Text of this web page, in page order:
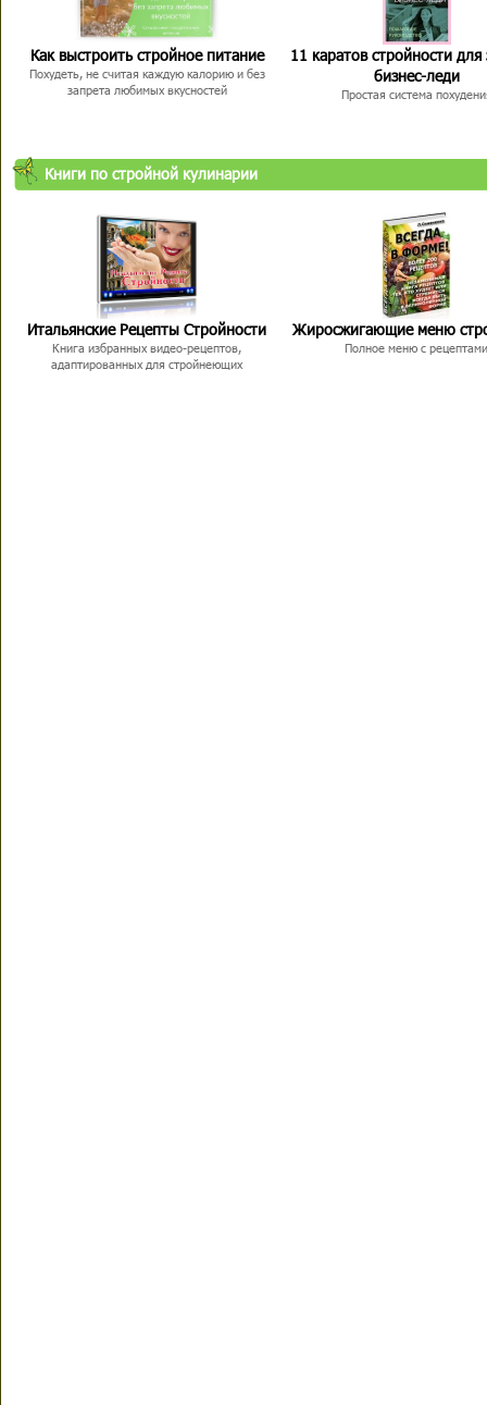
Как выстроить стройное питание
Похудеть, не считая каждую калорию и без
запрета любимых вкусностей
11 каратов стройности для
бизнес-леди
Простая система
Книги по стройной кулинарии
Итальянские Рецепты Стройности
Книга избранных видео-рецептов,
адаптированных для стройнеющих
Жиросжигающие меню
Полное меню с рецептами